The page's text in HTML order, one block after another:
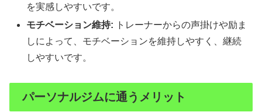
を実感しやすいです。
モチベーション維持: トレーナーからの声掛けや励ま
しによって、モチベーションを維持しやすく、継続
しやすいです。
パーソナルジムに通うメリット